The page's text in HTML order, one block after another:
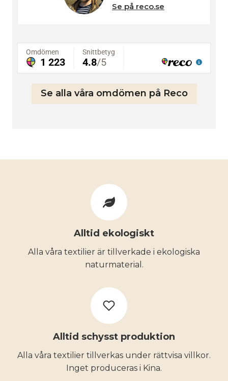
Se på reco.se
Se alla våra omdömen på Reco
Alltid ekologiskt
Alla våra textilier är tillverkade i ekologiska
naturmaterial.
Alltid schysst produktion
Alla våra textilier tillverkas under rättvisa villkor.
Inget produceras i Kina.